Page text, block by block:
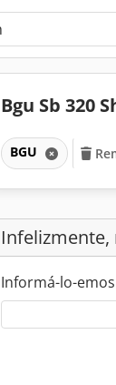
Bgu Sb 320
BGU
Infelizmente,
Informá-lo-